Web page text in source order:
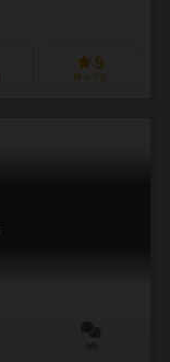
9
持ってる